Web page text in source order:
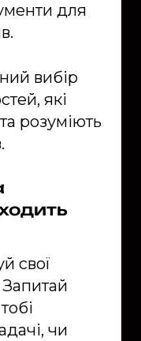
для
вибір
які
розуміють
свої
Запитай
чи